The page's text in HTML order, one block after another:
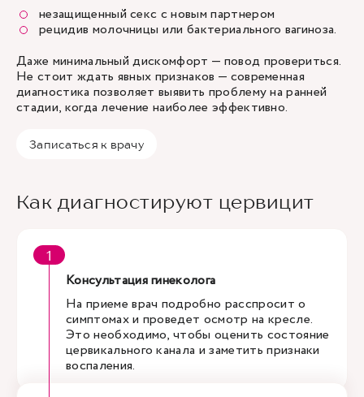
незащищенный секс с новым партнером
рецидив молочницы или бактериального вагиноза.
Даже минимальный дискомфорт — повод провериться.
Не стоит ждать явных признаков — современная
диагностика позволяет выявить проблему на ранней
стадии, когда лечение наиболее эффективно.
Записаться к врачу
Как диагностируют цервицит
Консультация гинеколога
На приеме врач подробно расспросит о
симптомах и проведет осмотр на кресле.
Это необходимо, чтобы оценить состояние
цервикального канала и заметить признаки
воспаления.